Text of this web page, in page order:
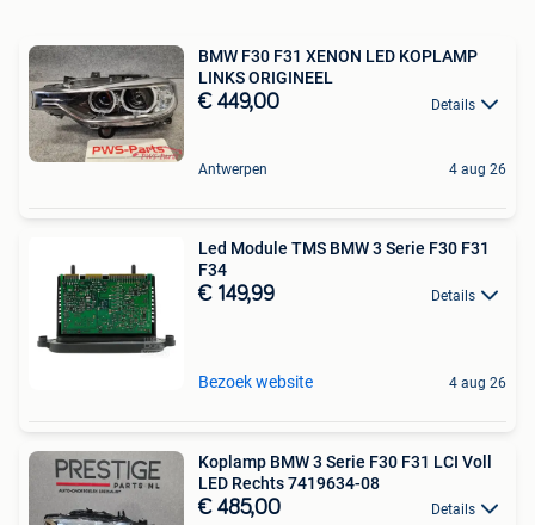
BMW F30 F31 XENON LED KOPLAMP
LINKS ORIGINEEL
€ 449,00 Details
Antwerpen 4 aug 26
Led Module TMS BMW 3 Serie F30 F31
F34
€ 149,99 Details
Bezoek website 4 aug 26
Koplamp BMW 3 Serie F30 F31 LCI Voll
LED Rechts 7419634-08
€ 485,00 Details